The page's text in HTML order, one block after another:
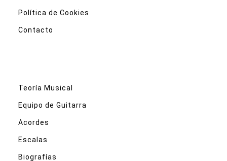
Política de Cookies
Contacto
Teoría Musical
Equipo de Guitarra
Acordes
Escalas
Biografías